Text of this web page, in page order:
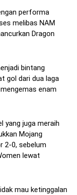
performa
melibas NAM
Dragon
bintang
gol dari dua laga
enam
yang juga meraih
Mojang
2-0, sebelum
lewat
mau ketinggalan